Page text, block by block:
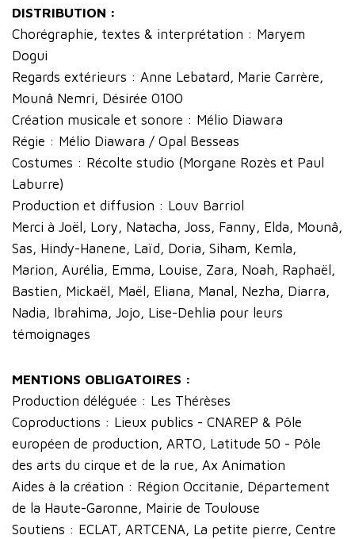
DISTRIBUTION :
Chorégraphie, textes & interprétation : Maryem
Dogui
Regards extérieurs : Anne Lebatard, Marie Carrère,
Mounâ Nemri, Désirée 0100
Création musicale et sonore : Mélio Diawara
Régie : Mélio Diawara / Opal Besseas
Costumes : Récolte studio (Morgane Rozès et Paul
Laburre)
Production et diffusion : Louv Barriol
Merci à Joël, Lory, Natacha, Joss, Fanny, Elda, Mounâ,
Sas, Hindy-Hanene, Laïd, Doria, Siham, Kemla,
Marion, Aurélia, Emma, Louise, Zara, Noah, Raphaël,
Bastien, Mickaël, Maël, Eliana, Manal, Nezha, Diarra,
Nadia, Ibrahima, Jojo, Lise-Dehlia pour leurs
témoignages
MENTIONS OBLIGATOIRES :
Production déléguée : Les Thérèses
Coproductions : Lieux publics - CNAREP & Pôle
européen de production, ARTO, Latitude 50 - Pôle
des arts du cirque et de la rue, Ax Animation
Aides à la création : Région Occitanie, Département
de la Haute-Garonne, Mairie de Toulouse
Soutiens : ECLAT, ARTCENA, La petite pierre, Centre